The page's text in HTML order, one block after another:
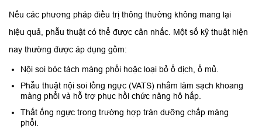
Nếu các phương pháp điều trị thông thường không mang lại
hiệu quả, phẫu thuật có thể được cân nhắc. Một số kỹ thuật hiện
nay thường được áp dụng gồm:
Nội soi bóc tách màng phổi hoặc loại bỏ ổ dịch, ổ mủ.
Phẫu thuật nội soi lồng ngực (VATS) nhằm làm sạch khoang
màng phổi và hỗ trợ phục hồi chức năng hô hấp.
Thắt ống ngực trong trường hợp tràn dưỡng chấp màng
phổi.